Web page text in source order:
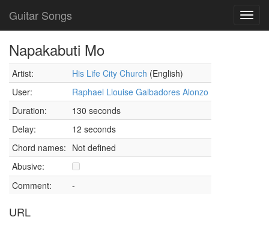
Guitar Songs
Napakabuti Mo
Artist: His Life City Church (English)
User:
Raphael Llouise Galbadores Alonzo
Duration:
130 seconds
Delay:
12 seconds
Chord names: Not defined
Abusive:
Comment:
-
URL